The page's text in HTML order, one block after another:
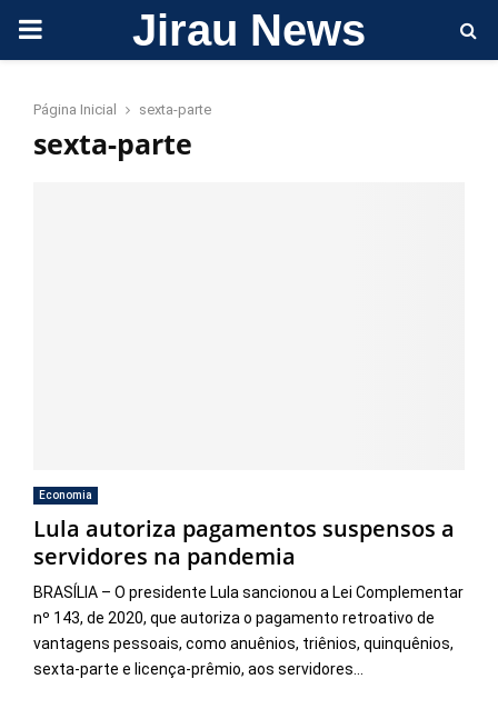
PRIMARY Jirau News
Página Inicial sexta-parte
sexta-parte
Economia
Lula autoriza pagamentos suspensos a
servidores na pandemia
BRASÍLIA – O presidente Lula sancionou a Lei Complementar
nº 143, de 2020, que autoriza o pagamento retroativo de
vantagens pessoais, como anuênios, triênios, quinquênios,
sexta-parte e licença-prêmio, aos servidores...